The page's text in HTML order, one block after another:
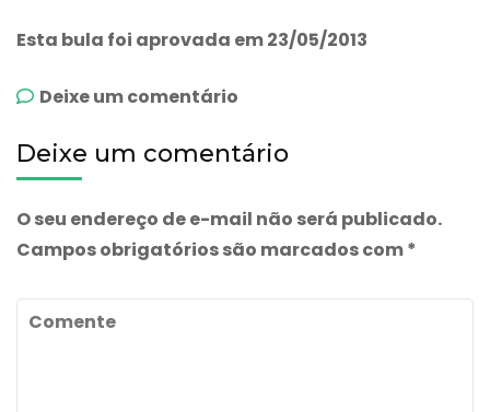
Esta bula foi aprovada em 23/05/2013
Deixe um comentário
Deixe um comentário
O seu endereço de e-mail não será publicado.
Campos obrigatórios são marcados com*
Comente